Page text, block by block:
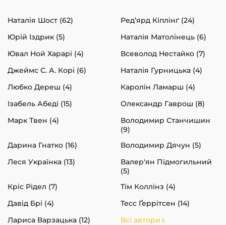
Наталія Шост (62)
Ред’ярд Кіплінґ (24)
Юрій Іздрик (5)
Наталія Матолінець (6)
Ювал Ной Харарі (4)
Всеволод Нестайко (7)
Джеймс С. А. Корі (6)
Наталія Гурницька (4)
Любко Дереш (4)
Каролін Ламарш (4)
Ізабель Абеді (15)
Олександр Гаврош (8)
Марк Твен (4)
Володимир Станчишин
(9)
Дарина Гнатко (16)
Володимир Дячун (5)
Леся Українка (13)
Валер'ян Підмогильний
(5)
Кріс Рідел (7)
Тім Коллінз (4)
Давід Брі (4)
Тесс Ґеррітсен (14)
Лариса Варзацька (12)
Всі автори